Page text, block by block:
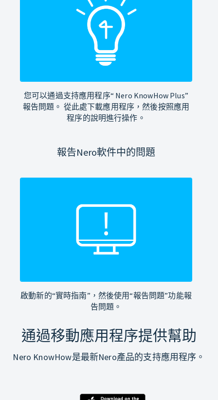
您可以通過支持應用程序“ Nero KnowHow Plus”
報告問題。 從此處下載應用程序，然後按照應用
程序的說明進行操作。
報告Nero軟件中的問題
啟動新的“實時指南”，然後使用“報告問題”功能報
告問題。
通過移動應用程序提供幫助
Nero KnowHow是最新Nero產品的支持應用程序。